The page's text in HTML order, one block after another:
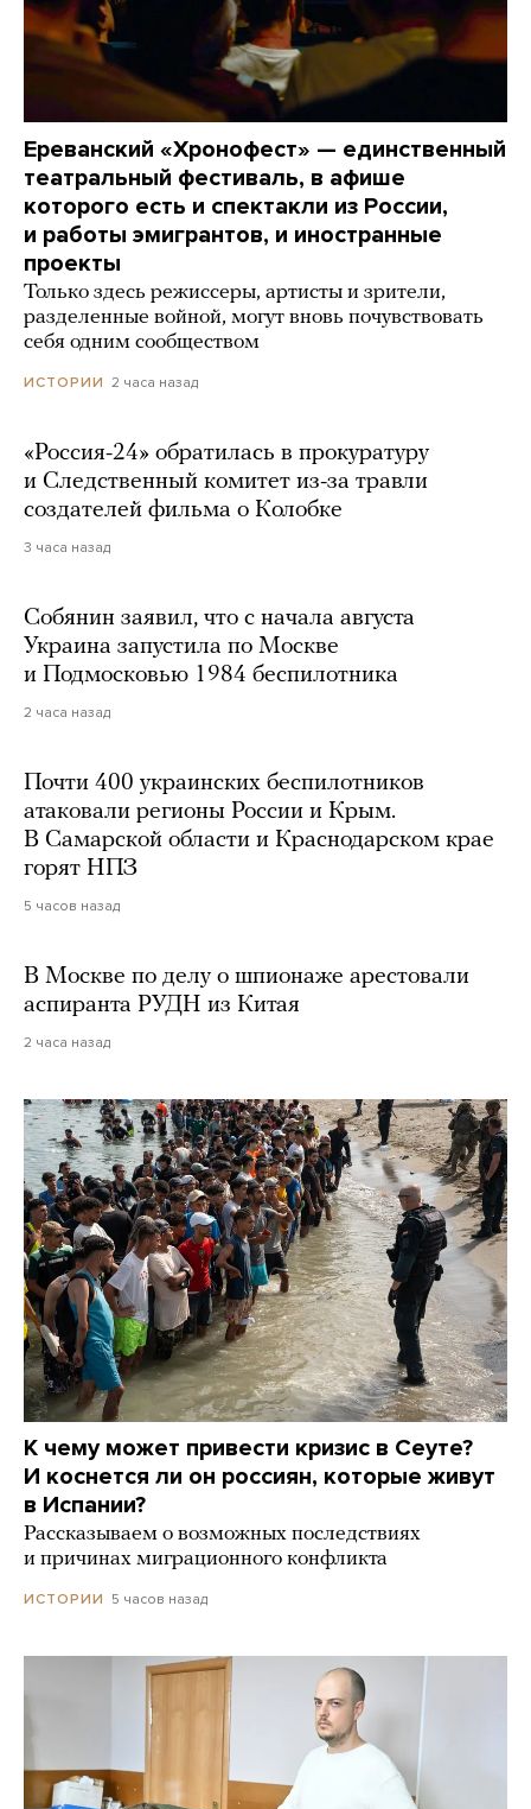
Ереванский «Хронофест» — единственный
театральный фестиваль, в афише
которого есть и спектакли из России,
и работы эмигрантов, и иностранные
проекты
Только здесь режиссеры, артисты и зрители,
разделенные войной, могут вновь почувствовать
себя одним сообществом
ИСТОРИИ 2 часа назад
«Россия-24» обратилась в прокуратуру
и Следственный комитет из-за травли
создателей фильма о Колобке
3 часа назад
Собянин заявил, что с начала августа
Украина запустила по Москве
и Подмосковью 1984 беспилотника
2 часа назад
Почти 400 украинских беспилотников
атаковали регионы России и Крым.
В Самарской области и Краснодарском крае
горят НПЗ
5 часов назад
В Москве по делу о шпионаже арестовали
аспиранта РУДН из Китая
2 часа назад
К чему может привести кризис в Сеуте?
И коснется ли он россиян, которые живут
в Испании?
Рассказываем о возможных последствиях
и причинах миграционного конфликта
ИСТОРИИ 5 часов назад